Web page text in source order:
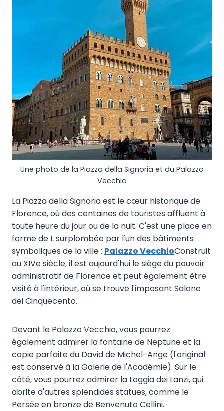
Une photo de la Piazza della Signoria et du Palazzo
Vecchio
La Piazza della Signoria est le cœur historique de
Florence, où des centaines de touristes affluent à
toute heure du jour ou de la nuit. C'est une place en
forme de L surplombée par l'un des bâtiments
symboliques de la ville : Palazzo VecchioConstruit
au XIVe siècle, il est aujourd'hui le siège du pouvoir
administratif de Florence et peut également être
visité à l'intérieur, où se trouve l'imposant Salone
dei Cinquecento.
Devant le Palazzo Vecchio, vous pourrez
également admirer la fontaine de Neptune et la
copie parfaite du David de Michel-Ange (l'original
est conservé à la Galerie de l'Académie). Sur le
côté, vous pourrez admirer la Loggia dei Lanzi, qui
abrite d'autres splendides statues, comme le
Persée en bronze de Benvenuto Cellini.